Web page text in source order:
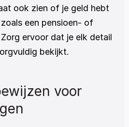
ook zien of je geld hebt
een pensioen- of
ervoor dat je elk detail
bekijkt.
voor